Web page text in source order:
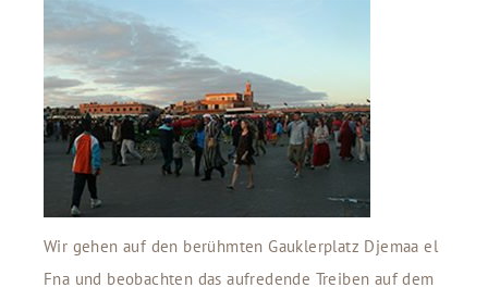
Wir gehen auf den berühmten Gauklerplatz Djemaa el
Fna und beobachten das aufredende Treiben auf dem